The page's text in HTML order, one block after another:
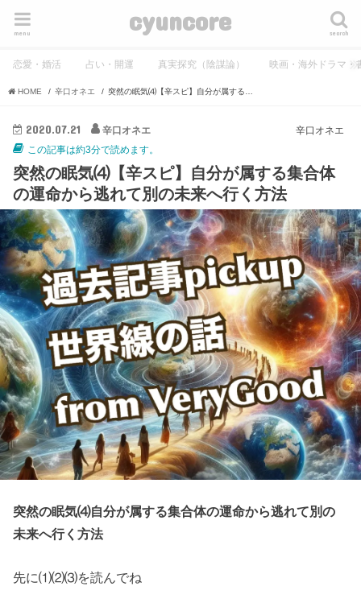
cyuncore search
menu
恋愛・婚活 占い・開運 真実探究（陰謀論） 映画・海外ドラマ・
HOME 辛口オネエ
辛口オネエ
2020.07.21
辛口オネエ
この記事は約3分で読めます。
突然の眠気⑷【辛スピ】自分が属する集合体
の運命から逃れて別の未来へ行く方法
突然の眠気⑷自分が属する集合体の運命から逃れて別の
未来へ行く方法
先に⑴⑵⑶を読んでね